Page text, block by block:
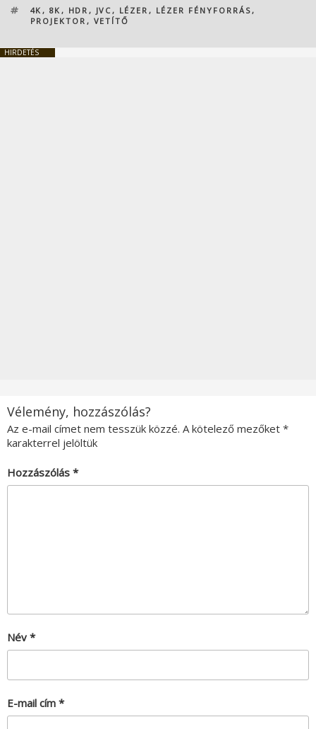
CÍMKÉK
4K , 8K , HDR , JVC, LÉZER , LÉZER FÉNYFORRÁS,
PROJEKTOR , VETÍTŐ
HIRDETÉS
Vélemény, hozzászólás?
Az e-mail címet nem tesszük közzé. A kötelező mezőket *
karakterrel jelöltük
Hozzászólás *
Név *
E-mail cím *